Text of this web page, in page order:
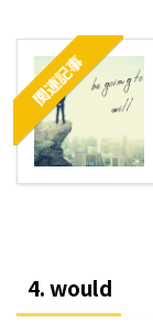
関連記事
4. would